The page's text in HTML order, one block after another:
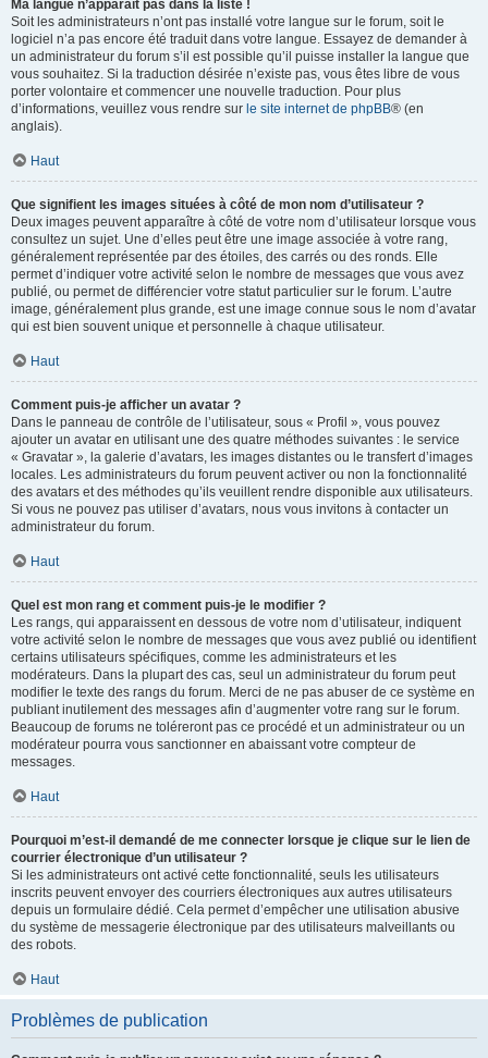
Ma langue n’apparaît pas dans la liste !
Soit les administrateurs n’ont pas installé votre langue sur le forum, soit le
logiciel n’a pas encore été traduit dans votre langue. Essayez de demander à
un administrateur du forum s’il est possible qu’il puisse installer la langue que
vous souhaitez. Si la traduction désirée n’existe pas, vous êtes libre de vous
porter volontaire et commencer une nouvelle traduction. Pour plus
d’informations, veuillez vous rendre sur le site internet de phpBB® (en
anglais).
Haut
Que signifient les images situées à côté de mon nom d’utilisateur ?
Deux images peuvent apparaître à côté de votre nom d’utilisateur lorsque vous
consultez un sujet. Une d’elles peut être une image associée à votre rang,
généralement représentée par des étoiles, des carrés ou des ronds. Elle
permet d’indiquer votre activité selon le nombre de messages que vous avez
publié, ou permet de différencier votre statut particulier sur le forum. L’autre
image, généralement plus grande, est une image connue sous le nom d’avatar
qui est bien souvent unique et personnelle à chaque utilisateur.
Haut
Comment puis-je afficher un avatar ?
Dans le panneau de contrôle de l’utilisateur, sous « Profil », vous pouvez
ajouter un avatar en utilisant une des quatre méthodes suivantes : le service
« Gravatar », la galerie d’avatars, les images distantes ou le transfert d’images
locales. Les administrateurs du forum peuvent activer ou non la fonctionnalité
des avatars et des méthodes qu’ils veuillent rendre disponible aux utilisateurs.
Si vous ne pouvez pas utiliser d’avatars, nous vous invitons à contacter un
administrateur du forum.
Haut
Quel est mon rang et comment puis-je le modifier ?
Les rangs, qui apparaissent en dessous de votre nom d’utilisateur, indiquent
votre activité selon le nombre de messages que vous avez publié ou identifient
certains utilisateurs spécifiques, comme les administrateurs et les
modérateurs. Dans la plupart des cas, seul un administrateur du forum peut
modifier le texte des rangs du forum. Merci de ne pas abuser de ce système en
publiant inutilement des messages afin d’augmenter votre rang sur le forum.
Beaucoup de forums ne toléreront pas ce procédé et un administrateur ou un
modérateur pourra vous sanctionner en abaissant votre compteur de
messages.
Haut
Pourquoi m’est-il demandé de me connecter lorsque je clique sur le lien de
courrier électronique d’un utilisateur ?
Si les administrateurs ont activé cette fonctionnalité, seuls les utilisateurs
inscrits peuvent envoyer des courriers électroniques aux autres utilisateurs
depuis un formulaire dédié. Cela permet d’empêcher une utilisation abusive
du système de messagerie électronique par des utilisateurs malveillants ou
des robots.
Haut
Problèmes de publication